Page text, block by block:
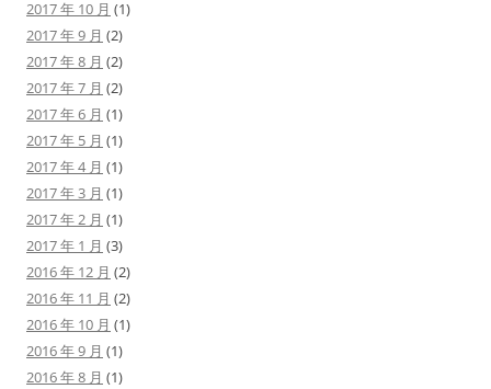
2017 年 10 月 (1)
2017 年 9 月 (2)
2017 年 8 月 (2)
2017 年 7 月 (2)
2017 年 6 月 (1)
2017 年 5 月 (1)
2017 年 4 月 (1)
2017 年 3 月 (1)
2017 年 2 月 (1)
2017 年 1 月 (3)
2016 年 12 月 (2)
2016 年 11 月 (2)
2016 年 10 月 (1)
2016 年 9 月 (1)
2016 年 8 月 (1)